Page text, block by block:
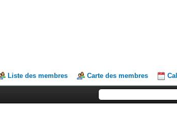
Liste des membres Carte des membres